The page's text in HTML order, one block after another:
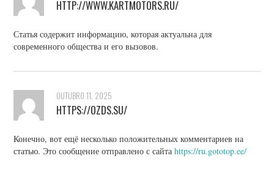
HTTP://WWW.KARTMOTORS.RU/
Статья содержит информацию, которая актуальна для
современного общества и его вызовов.
OUTUBRO 11, 2025
HTTPS://OZDS.SU/
Конечно, вот ещё несколько положительных комментариев на
статью. Это сообщение отправлено с сайтаhttps://ru.gototop.ee/